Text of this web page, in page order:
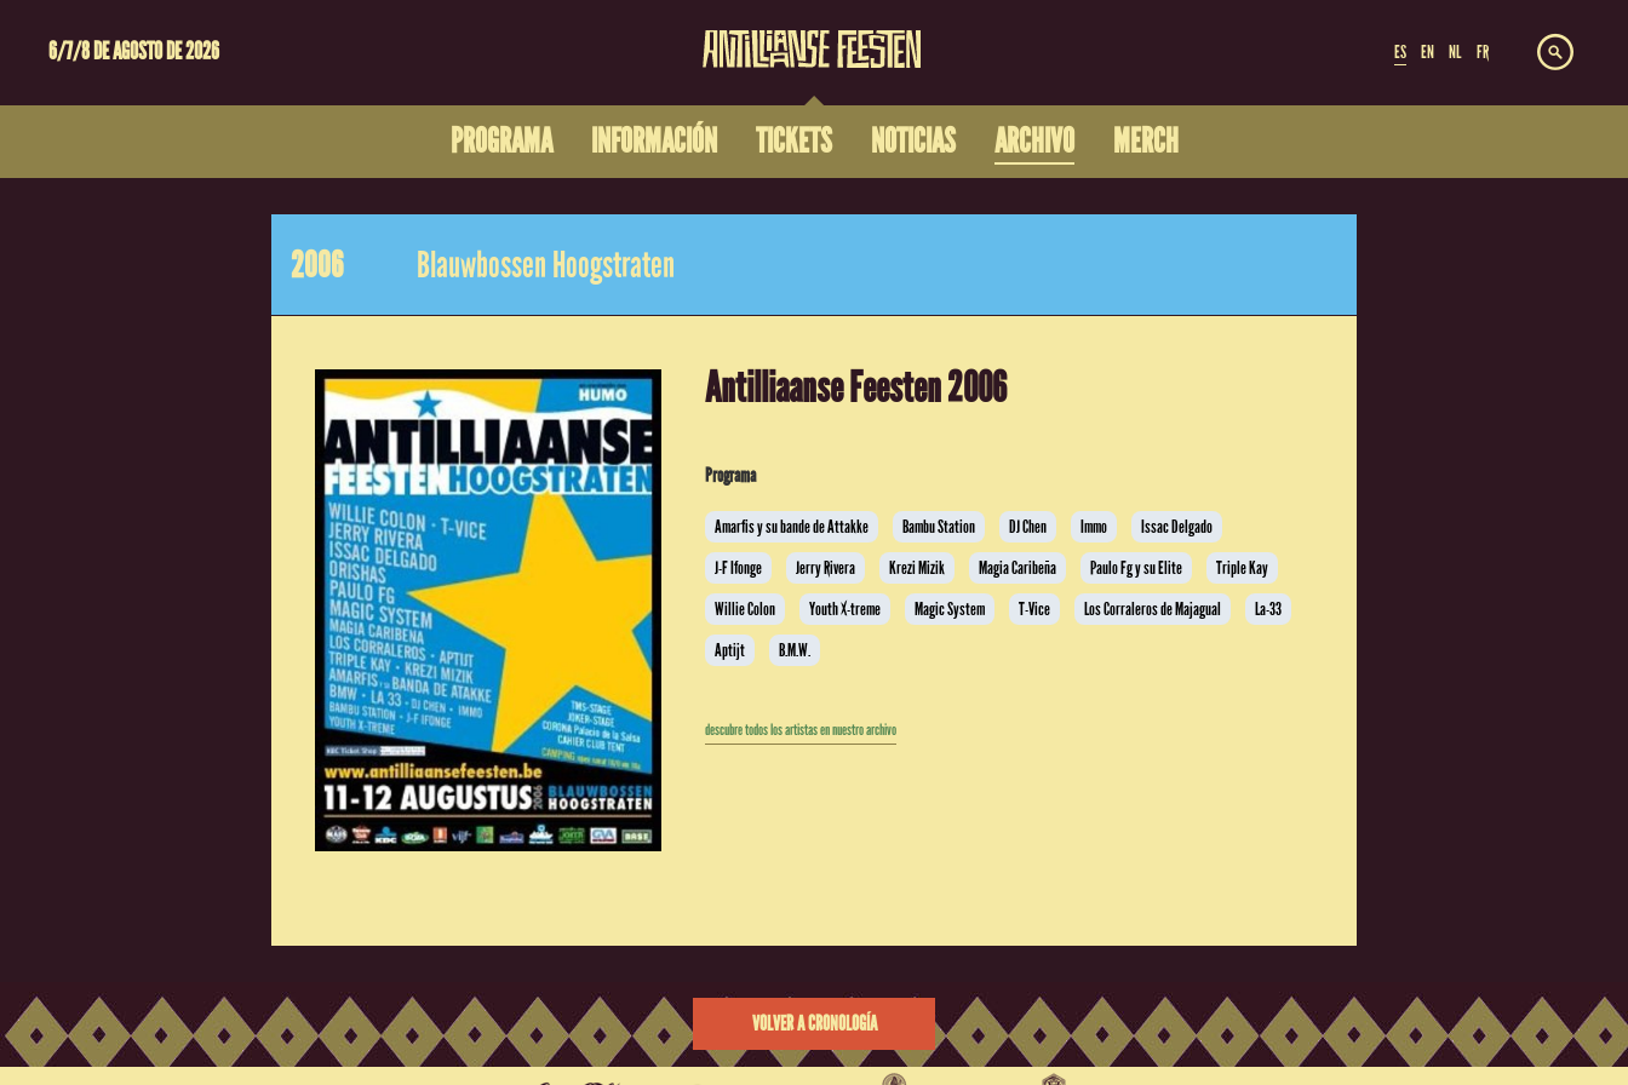
6/7/8 DE AGOSTO DE 2026 ES EN NL FR
PROGRAMA INFORMACIÓN TICKETS NOTICIAS ARCHIVO MERCH
2006 Blauwbossen Hoogstraten
Antilliaanse Feesten 2006
Programa
Amarfis y su bande de Attakke Bambu Station DJ Chen Immo
Issac Delgado
J-F Ifonge
Jerry Rivera Krezi Mizik Magia Caribeña Paulo Fg y su Elite
Triple Kay
Willie Colon
Youth X-treme Magic System T-Vice Los Corraleros de Majagual
La-33
Aptijt
B.M.W.
descubre todos los artistas en nuestro archivo
VOLVER A CRONOLOGÍA